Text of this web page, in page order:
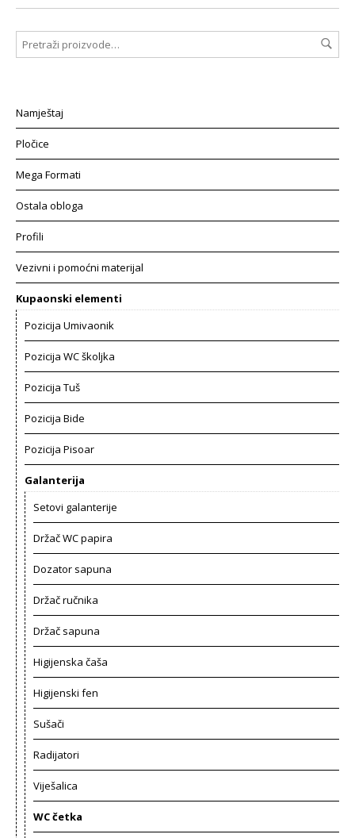
Namještaj
Pločice
Mega Formati
Ostala obloga
Profili
Vezivni i pomoćni materijal
Kupaonski elementi
Pozicija Umivaonik
Pozicija WC školjka
Pozicija Tuš
Pozicija Bide
Pozicija Pisoar
Galanterija
Setovi galanterije
Držač WC papira
Dozator sapuna
Držač ručnika
Držač sapuna
Higijenska čaša
Higijenski fen
Sušači
Radijatori
Viješalica
WC četka